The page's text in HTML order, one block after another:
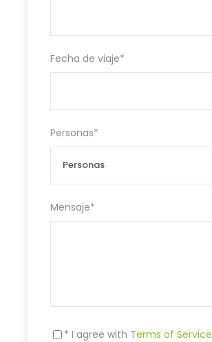
Fecha de viaje*
Personas*
Mensaje*
* I agree with Terms of Service